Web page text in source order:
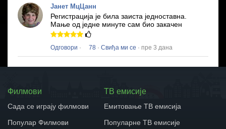
Јанет МцЦанн
Регистрација је била заиста једноставна.
Мање од једне минуте сам био закачен
Одговори · 78 · Свиђа ми се · пре 3 дана
Филмови
Сада се играју филмови
Популар Филмови
ТВ емисије
Емитовање ТВ емисија
Популарне ТВ емисије